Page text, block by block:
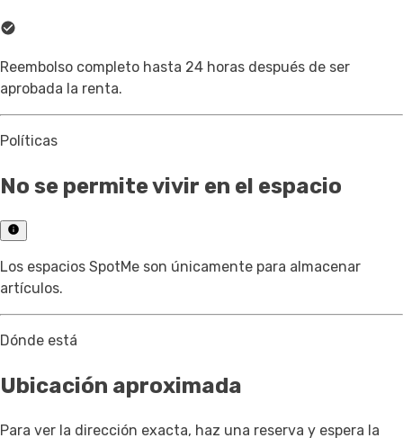
Reembolso completo hasta 24 horas después de ser
aprobada la renta.
Políticas
No se permite vivir en el espacio
Los espacios SpotMe son únicamente para almacenar
artículos.
Dónde está
Ubicación aproximada
Para ver la dirección exacta, haz una reserva y espera la